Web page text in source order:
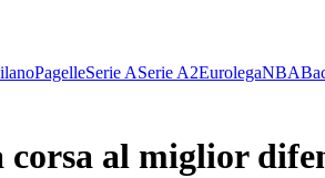
PagelleSerie ASerie A2EurolegaNBA
al miglior